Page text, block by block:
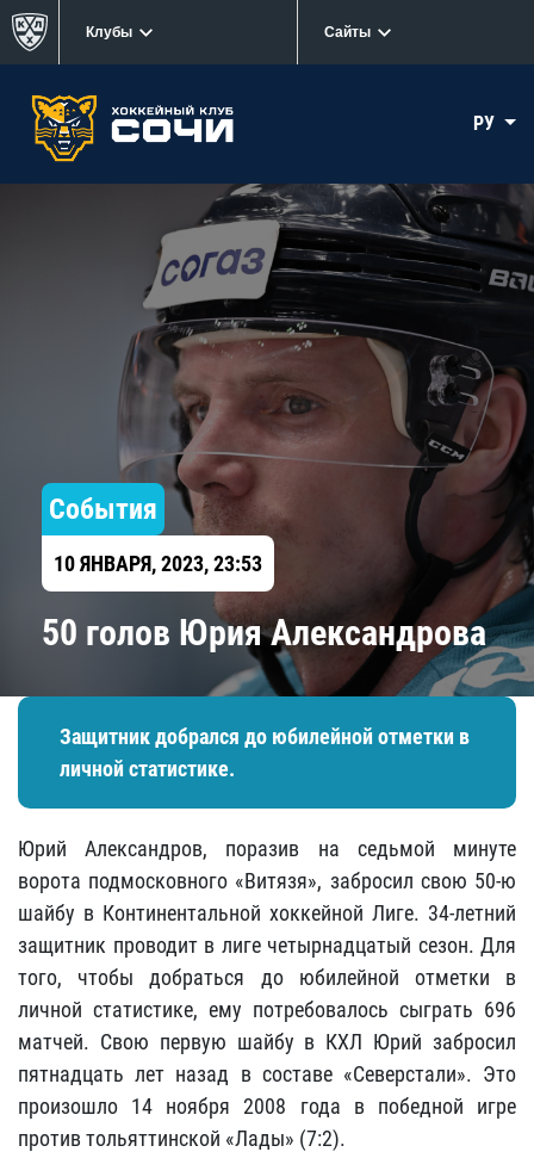
Клубы Сайты
РУ
События
10 ЯНВАРЯ, 2023, 23:53
50 голов Юрия Александрова
Защитник добрался до юбилейной отметки в
личной статистике.
Юрий Александров, поразив на седьмой минуте
ворота подмосковного «Витязя», забросил свою 50-ю
шайбу в Континентальной хоккейной Лиге. 34-летний
защитник проводит в лиге четырнадцатый сезон. Для
того, чтобы добраться до юбилейной отметки в
личной статистике, ему потребовалось сыграть 696
матчей. Свою первую шайбу в КХЛ Юрий забросил
пятнадцать лет назад в составе «Северстали». Это
произошло 14 ноября 2008 года в победной игре
против тольяттинской «Лады» (7:2).